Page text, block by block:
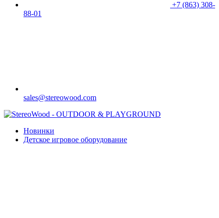
+7 (863) 308-
88-01
sales@stereowood.com
Новинки
Детское игровое оборудование